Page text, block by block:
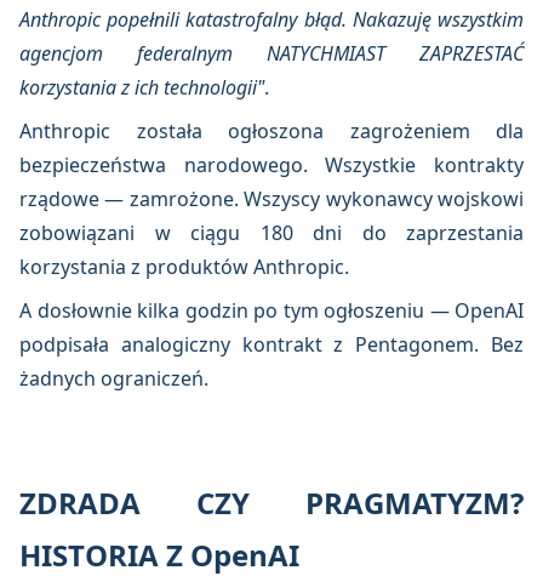
Anthropic popełnili katastrofalny błąd. Nakazuję wszystkim
agencjom federalnym NATYCHMIAST ZAPRZESTAĆ
korzystania z ich technologii".
Anthropic została ogłoszona zagrożeniem dla
bezpieczeństwa narodowego. Wszystkie kontrakty
rządowe — zamrożone. Wszyscy wykonawcy wojskowi
zobowiązani w ciągu 180 dni do zaprzestania
korzystania z produktów Anthropic.
A dosłownie kilka godzin po tym ogłoszeniu — OpenAI
podpisała analogiczny kontrakt z Pentagonem. Bez
żadnych ograniczeń.
ZDRADA CZY PRAGMATYZM?
HISTORIA Z OpenAI